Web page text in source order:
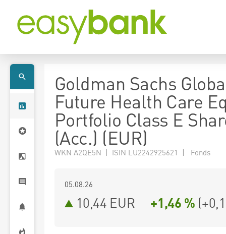
Goldman Sachs
Future Health Care
Portfolio Class E
(Acc.) (EUR)
WKN A2QE5N | ISIN LU2242925621 | Fonds
05.08.26
10,44 EUR +1,46 % (